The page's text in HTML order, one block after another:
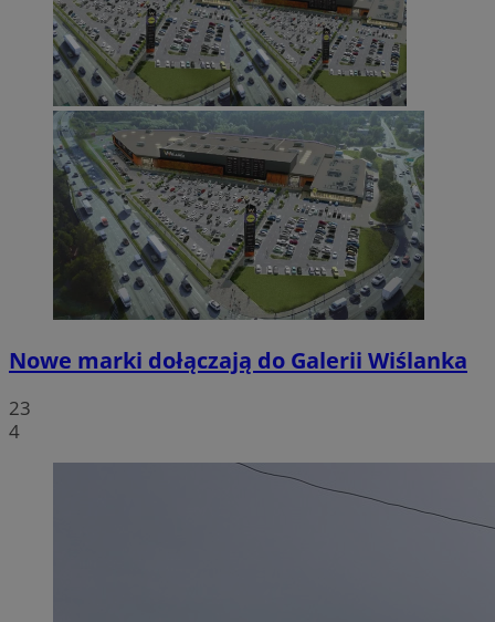
Nowe marki dołączają do Galerii Wiślanka
23
4